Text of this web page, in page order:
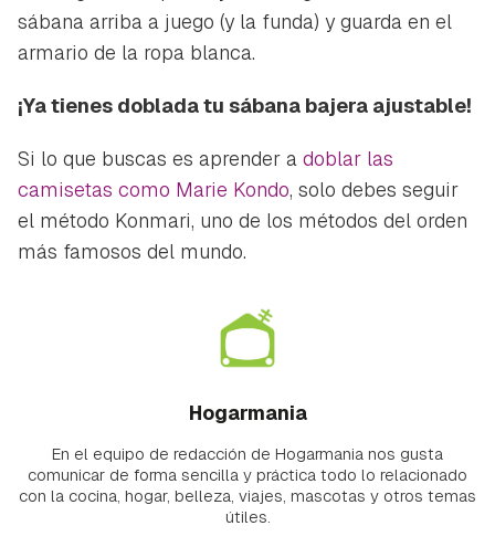
sábana arriba a juego (y la funda) y guarda en el
armario de la ropa blanca.
¡Ya tienes doblada tu sábana bajera ajustable!
Si lo que buscas es aprender a doblar las
camisetas como Marie Kondo, solo debes seguir
el método Konmari, uno de los métodos del orden
más famosos del mundo.
Hogarmania
En el equipo de redacción de Hogarmania nos gusta
comunicar de forma sencilla y práctica todo lo relacionado
con la cocina, hogar, belleza, viajes, mascotas y otros temas
útiles.